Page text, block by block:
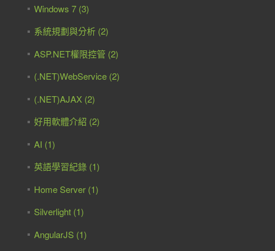
Windows 7 (3)
系統規劃與分析 (2)
ASP.NET權限控管 (2)
(.NET)WebService (2)
(.NET)AJAX (2)
好用軟體介紹 (2)
AI (1)
英語學習紀錄 (1)
Home Server (1)
Silverlight (1)
AngularJS (1)